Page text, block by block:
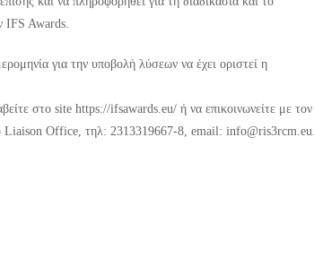
IFS Awards.
για την υποβολή λύσεων να έχει οριστεί η
στο site https://ifsawards.eu/ ή να επικοινωνείτε με τον
Liaison Office, τηλ: 2313319667-8, email: info@ris3rcm.eu.